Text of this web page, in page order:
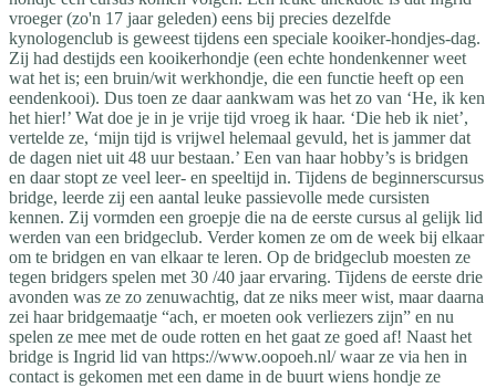
vroeger (zo'n 17 jaar geleden) eens bij precies dezelfde
kynologenclub is geweest tijdens een speciale kooiker-hondjes-dag.
Zij had destijds een kooikerhondje (een echte hondenkenner weet
wat het is; een bruin/wit werkhondje, die een functie heeft op een
eendenkooi). Dus toen ze daar aankwam was het zo van ‘He, ik ken
het hier!’ Wat doe je in je vrije tijd vroeg ik haar. ‘Die heb ik niet’,
vertelde ze, ‘mijn tijd is vrijwel helemaal gevuld, het is jammer dat
de dagen niet uit 48 uur bestaan.’ Een van haar hobby’s is bridgen
en daar stopt ze veel leer- en speeltijd in. Tijdens de beginnerscursus
bridge, leerde zij een aantal leuke passievolle mede cursisten
kennen. Zij vormden een groepje die na de eerste cursus al gelijk lid
werden van een bridgeclub. Verder komen ze om de week bij elkaar
om te bridgen en van elkaar te leren. Op de bridgeclub moesten ze
tegen bridgers spelen met 30 /40 jaar ervaring. Tijdens de eerste drie
avonden was ze zo zenuwachtig, dat ze niks meer wist, maar daarna
zei haar bridgemaatje “ach, er moeten ook verliezers zijn” en nu
spelen ze mee met de oude rotten en het gaat ze goed af! Naast het
bridge is Ingrid lid van https://www.oopoeh.nl/ waar ze via hen in
contact is gekomen met een dame in de buurt wiens hondje ze